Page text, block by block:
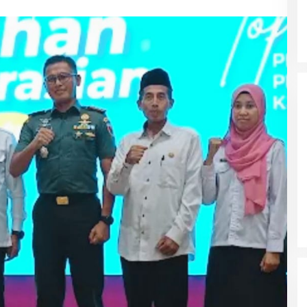
Masyarakat Tidak Panic Buying
Jelang Lebaran
Polres Ngawi Ungkap Peredaran
Okerbaya Amankan 2 Tersangka